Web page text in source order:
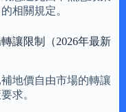
相關規定。
讓限制（2026年最新
地價自由市場的轉讓
求。